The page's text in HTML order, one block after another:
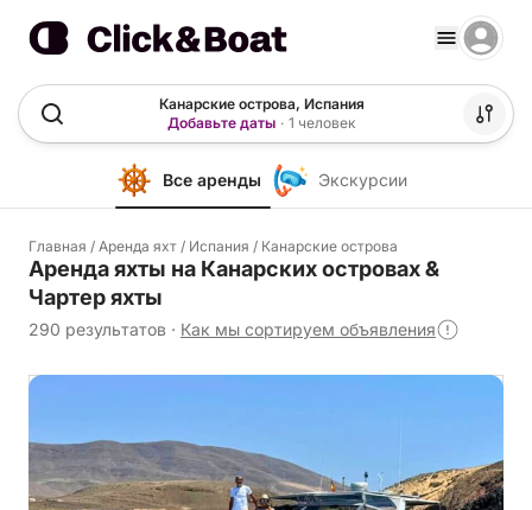
Канарские острова, Испания
Добавьте даты · 1 человек
Все аренды Экскурсии
Главная / Аренда яхт / Испания / Канарские острова
Аренда яхты на Канарских островах &
Чартер яхты
290 результатов · Как мы сортируем объявления